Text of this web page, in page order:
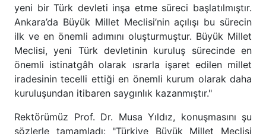
yeni bir Türk devleti inşa etme süreci başlatılmıştır.
Ankara’da Büyük Millet Meclisi’nin açılışı bu sürecin
ilk ve en önemli adımını oluşturmuştur. Büyük Millet
Meclisi, yeni Türk devletinin kuruluş sürecinde en
önemli istinatgâh olarak ısrarla işaret edilen millet
iradesinin tecelli ettiği en önemli kurum olarak daha
kuruluşundan itibaren saygınlık kazanmıştır."
Rektörümüz Prof. Dr. Musa Yıldız, konuşmasını şu
sözlerle tamamladı: "Türkiye Büyük Millet Meclisi